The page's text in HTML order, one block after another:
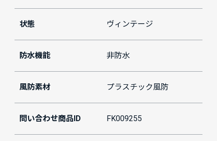
状態 ヴィンテージ
防水機能 非防水
風防素材 プラスチック風防
問い合わせ商品ID FK009255